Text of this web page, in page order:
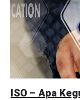
ISO – Apa